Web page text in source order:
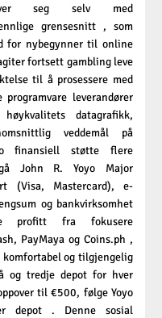
seg selv med
grensesnitt , som
for nybegynner til online
fortsett gambling leve
til å prosessere med
programvare leverandører
datagrafikk,
veddemål på
finansiell støtte flere
John R. Yoyo Major
(Visa, Mastercard), e-
og bankvirksomhet
profitt fra fokusere
PayMaya og Coins.ph ,
og tilgjengelig
og tredje depot for hver
til €500, følge Yoyo
depot . Denne sosial